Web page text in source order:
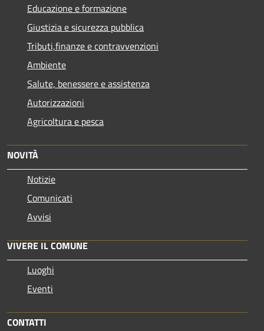
Educazione e formazione
Giustizia e sicurezza pubblica
Tributi,finanze e contravvenzioni
Ambiente
Salute, benessere e assistenza
Autorizzazioni
Agricoltura e pesca
NOVITÀ
Notizie
Comunicati
Avvisi
VIVERE IL COMUNE
Luoghi
Eventi
CONTATTI